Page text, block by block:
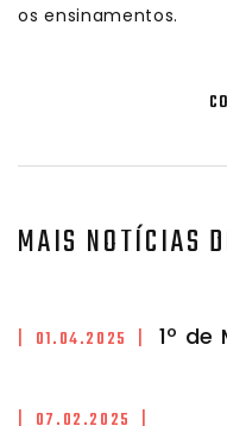
os ensinamentos.
MAIS NOTÍCIAS
| 01.04.2025 | 1º